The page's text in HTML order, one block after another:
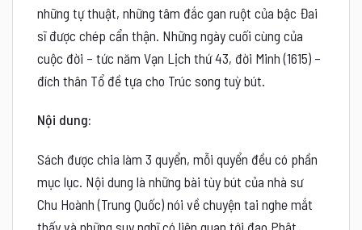
những tự thuật, những tâm đắc gan ruột của bậc Đai
sĩ được chép cẩn thận. Những ngày cuối cùng của
cuộc đời – tức năm Vạn Lịch thứ 43, đời Minh (1615) –
đích thân Tổ đề tựa cho Trúc song tuỳ bút.
Nội dung:
Sách được chia làm 3 quyển, mỗi quyển đều có phần
mục lục. Nội dung là những bài tùy bút của nhà sư
Chu Hoành (Trung Quốc) nói về chuyện tai nghe mắt